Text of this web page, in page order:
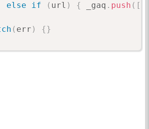
else
if ( url ) { _gaq . push ( [
( err ) {}